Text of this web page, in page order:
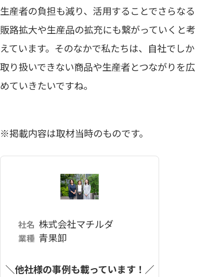
社名 株式会社マチルダ
業種 青果卸
＼他社様の事例も載っています！／
生産者の負担も減り、活用することでさらなる
販路拡大や生産品の拡充にも繋がっていくと考
えています。そのなかで私たちは、自社でしか
取り扱いできない商品や生産者とつながりを広
めていきたいですね。
※掲載内容は取材当時のものです。